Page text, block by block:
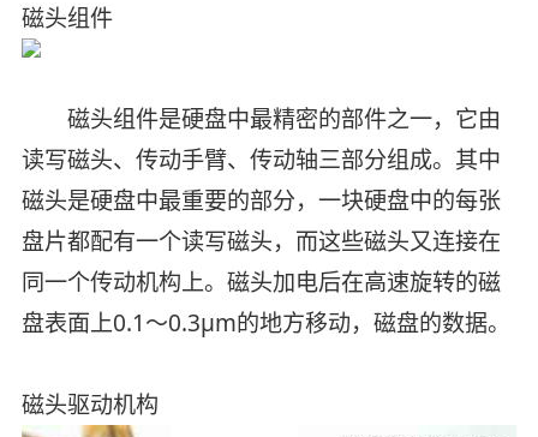
磁头组件
磁头组件是硬盘中最精密的部件之一，它由
读写磁头、传动手臂、传动轴三部分组成。其中
磁头是硬盘中最重要的部分，一块硬盘中的每张
盘片都配有一个读写磁头，而这些磁头又连接在
同一个传动机构上。磁头加电后在高速旋转的磁
盘表面上0.1～0.3μm的地方移动，磁盘的数据。
磁头驱动机构